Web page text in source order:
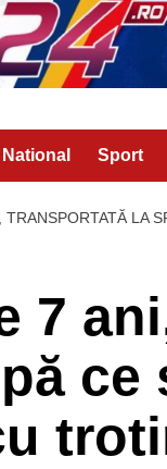
National Sport
LA
7
ce